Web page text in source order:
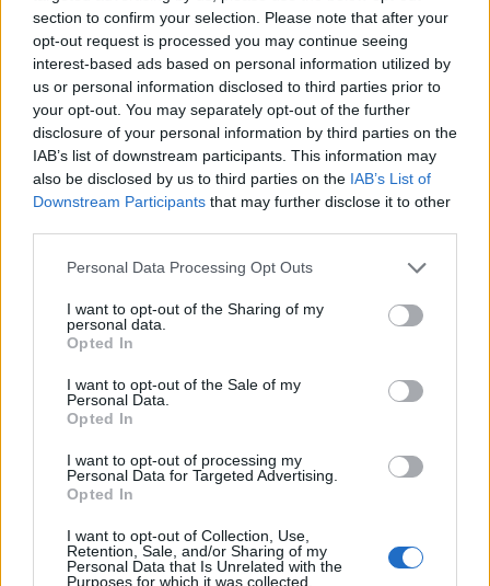
section to confirm your selection. Please note that after your
opt-out request is processed you may continue seeing
interest-based ads based on personal information utilized by
us or personal information disclosed to third parties prior to
your opt-out. You may separately opt-out of the further
disclosure of your personal information by third parties on the
IAB’s list of downstream participants. This information may
also be disclosed by us to third parties on the IAB’s List of
Downstream Participants that may further disclose it to other
Personal Data Processing Opt Outs
I want to opt-out of the Sharing of my
personal data.
Opted In
I want to opt-out of the Sale of my
Personal Data.
Opted In
I want to opt-out of processing my
Personal Data for Targeted Advertising.
Opted In
I want to opt-out of Collection, Use,
Retention, Sale, and/or Sharing of my
Personal Data that Is Unrelated with the
Purposes for which it was collected.
bezplastových a znovupoužitelných alternativ.
reklama
Kristina FigueroaTisková mluvčí Greenpeace ČR